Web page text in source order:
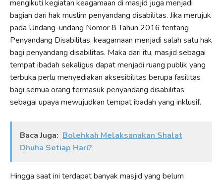
mengikuti kegiatan keagamaan di masjid juga menjadi
bagian dari hak muslim penyandang disabilitas. Jika merujuk
pada Undang-undang Nomor 8 Tahun 2016 tentang
Penyandang Disabilitas, keagamaan menjadi salah satu hak
bagi penyandang disabilitas. Maka dari itu, masjid sebagai
tempat ibadah sekaligus dapat menjadi ruang publik yang
terbuka perlu menyediakan aksesibilitas berupa fasilitas
bagi semua orang termasuk penyandang disabilitas
sebagai upaya mewujudkan tempat ibadah yang inklusif.
Baca Juga: Bolehkah Melaksanakan Shalat
Dhuha Setiap Hari?
Hingga saat ini terdapat banyak masjid yang belum